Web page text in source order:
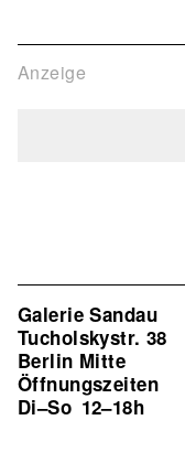
Anzeige
Galerie Sandau
Tucholskystr. 38
Berlin Mitte
Öffnungszeiten
Di–So 12–18h